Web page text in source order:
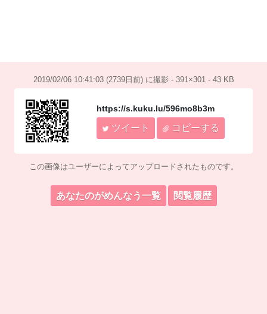
2019/02/06 10:41:03 (2739日前) に撮影 - 391×301 - 43 KB
https://s.kuku.lu/596mo8b3m
ツイート コピーする
この画像はユーザーによってアップロードされたものです。
あなたのがめんなう一覧 閲覧履歴